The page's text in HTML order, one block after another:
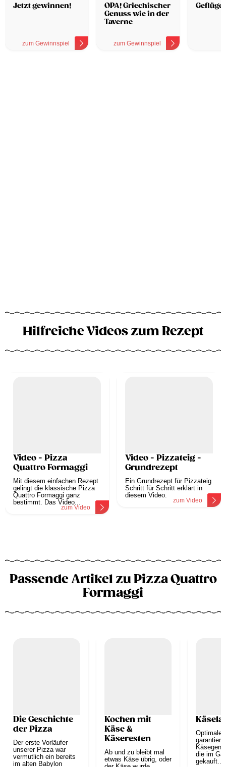
Jetzt gewinnen!
zum Gewinnspiel
OPA! Griechischer
Genuss wie in der
Taverne
zum Gewinnspiel
Hilfreiche Videos zum Rezept
Video - Pizza
Quattro Formaggi
Mit diesem einfachen Rezept
gelingt die klassische Pizza
Quattro Formaggi ganz
bestimmt. Das Video...
zum Video
Video - Pizzateig -
Grundrezept
Ein Grundrezept für Pizzateig
Schritt für Schritt erklärt in
diesem Video.
zum Video
Passende Artikel zu Pizza Quattro
Formaggi
Die Geschichte
der Pizza
Der erste Vorläufer
unserer Pizza war
vermutlich ein bereits
im alten Babylon
Kochen mit
Käse &
Käseresten
Ab und zu bleibt mal
etwas Käse übrig, oder
Optimale
garantiert
die im
gekauft...